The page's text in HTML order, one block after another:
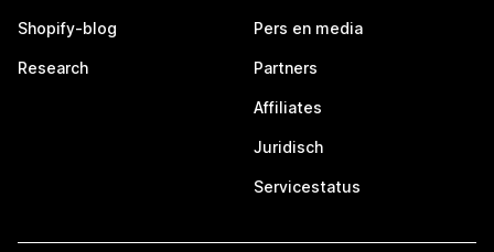
Shopify-blog
Research
Pers en media
Partners
Affiliates
Juridisch
Servicestatus